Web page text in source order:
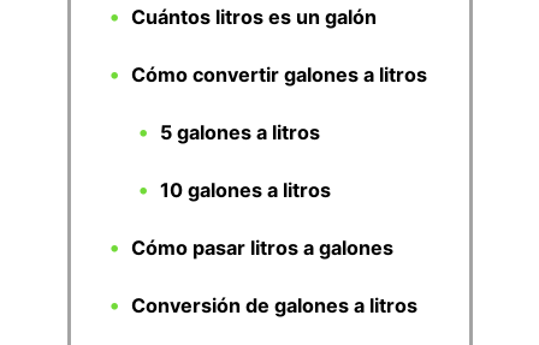
Cuántos litros es un galón
Cómo convertir galones a litros
5 galones a litros
10 galones a litros
Cómo pasar litros a galones
Conversión de galones a litros